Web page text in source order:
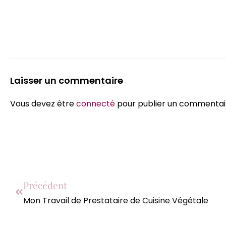
Laisser un commentaire
Vous devez êtreconnecté pour publier un
Précédent
Mon Travail de Prestataire de Cuisine Végétale